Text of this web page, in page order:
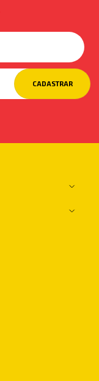
CADASTRAR